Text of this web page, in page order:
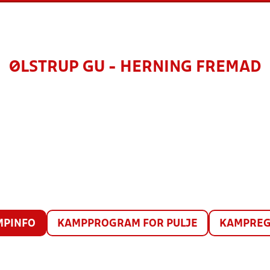
ØLSTRUP GU - HERNING FREMAD
KAMPPROGRAM FOR PULJE